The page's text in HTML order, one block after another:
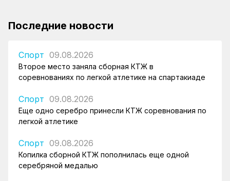
Последние новости
Спорт 09.08.2026
Второе место заняла сборная КТЖ в
соревнованиях по легкой атлетике на спартакиаде
Спорт 09.08.2026
Еще одно серебро принесли КТЖ соревнования по
легкой атлетике
Спорт 09.08.2026
Копилка сборной КТЖ пополнилась еще одной
серебряной медалью